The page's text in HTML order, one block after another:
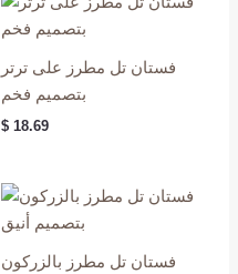
فستان تل مطرز على ترتر
بتصميم فخم
$ 18.69
فستان تل مطرز بالزركون